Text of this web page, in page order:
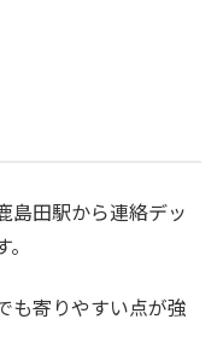
島田駅から連絡デッ
も寄りやすい点が強